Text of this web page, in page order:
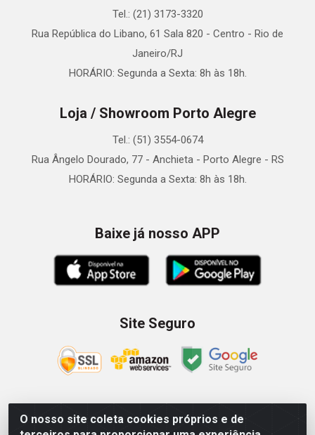
O nosso site coleta cookies próprios e de
Tel.: (21) 3173-3320
Rua República do Libano, 61 Sala 820 - Centro - Rio de
Janeiro/RJ
HORÁRIO: Segunda a Sexta: 8h às 18h.
Loja / Showroom Porto Alegre
Tel.: (51) 3554-0674
Rua Ângelo Dourado, 77 - Anchieta - Porto Alegre - RS
HORÁRIO: Segunda a Sexta: 8h às 18h.
Baixe já nosso APP
Site Seguro
Zein Importação e Comércio LTDA - Av. Senador Queiróz, 274